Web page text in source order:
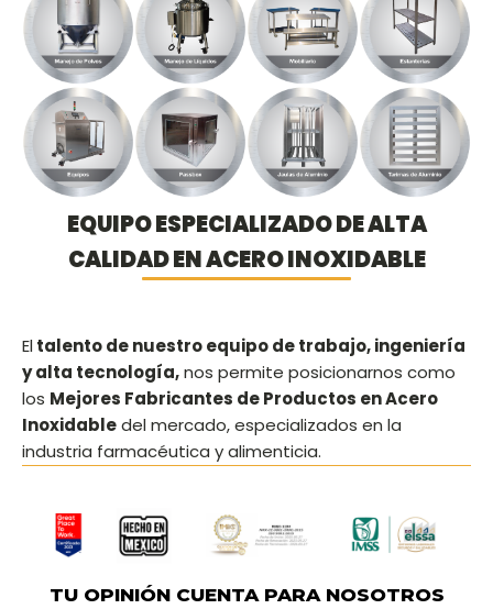
EQUIPO ESPECIALIZADO DE ALTA
CALIDAD EN ACERO INOXIDABLE
Eltalento de nuestro equipo de trabajo, ingeniería
y alta tecnología,nos permite posicionarnos como
los Mejores Fabricantes de Productos en Acero
Inoxidabledel mercado, especializados en la
industria farmacéutica y alimenticia.
TU OPINIÓN CUENTA PARA NOSOTROS